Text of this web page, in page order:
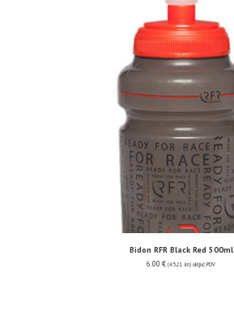
Bidon RFR Black Red 500ml
6.00 € (45.21 kn) uključ. PDV